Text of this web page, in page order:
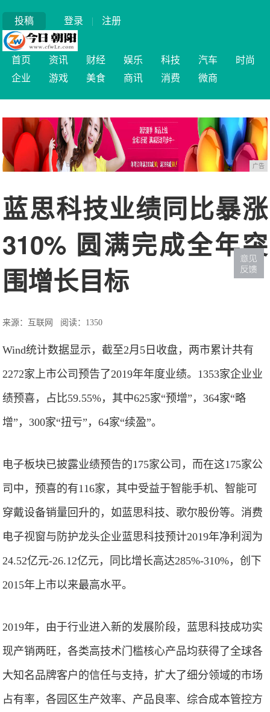
投稿 登录 | 注册
首页 资讯 财经 娱乐 科技 汽车
时尚
企业
游戏 美食 商讯 消费 微商
广告
蓝思科技业绩同比暴涨
310% 圆满完成全年突
围增长目标
来源：互联网 阅读：1350
Wind统计数据显示，截至2月5日收盘，两市累计共有
2272家上市公司预告了2019年年度业绩。1353家企业业
绩预喜，占比59.55%，其中625家“预增”，364家“略
增”，300家“扭亏”，64家“续盈”。
电子板块已披露业绩预告的175家公司，而在这175家公
司中，预喜的有116家，其中受益于智能手机、智能可
穿戴设备销量回升的，如蓝思科技、歌尔股份等。消费
电子视窗与防护龙头企业蓝思科技预计2019年净利润为
24.52亿元-26.12亿元，同比增长高达285%-310%，创下
2015年上市以来最高水平。
2019年，由于行业进入新的发展阶段，蓝思科技成功实
现产销两旺，各类高技术门槛核心产品均获得了全球各
大知名品牌客户的信任与支持，扩大了细分领域的市场
占有率，各园区生产效率、产品良率、综合成本管控方